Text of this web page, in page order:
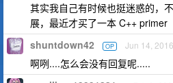
其实我自己有时候也挺迷惑的，
展，最近才买了一本 C++ primer
shuntdown42 OP Jun 14, 2016
啊咧....怎么会没有回复呢.....